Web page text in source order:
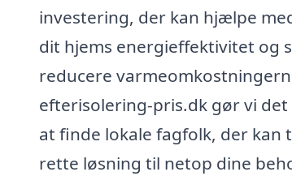
investering, der kan hjælpe
dit hjems energieffektivitet og
reducere
efterisolering-pris.dk gør vi
at finde lokale fagfolk, der kan
rette løsning til netop dine